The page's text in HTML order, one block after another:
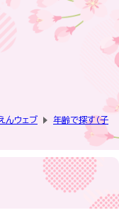
んウェブ
年齢で探す（子